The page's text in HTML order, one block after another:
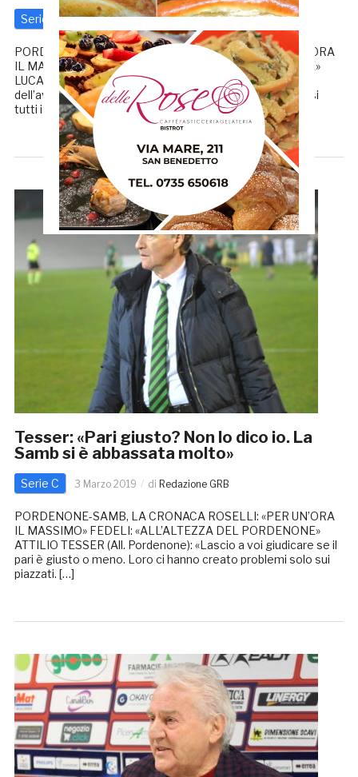
Serie C 4 Marzo 2019 diRedazione GRB
PORDENONE-SAMB, LA CRONACA ROSELLI: «PER UN’ORA
IL MASSIMO» FEDELI: «ALL’ALTEZZA DEL PORDENONE»
LUCA GELONESE (Centr. Samb): «Anche vista la portata
dell’avversario abbiamo fatto una grande partita per quasi
tutti i 90 minuti. Nel finale abbiamo […]
Tesser: «Pari giusto? Non lo dico io. La
Samb si è abbassata molto»
Serie C 3 Marzo 2019 di Redazione GRB
PORDENONE-SAMB, LA CRONACA ROSELLI: «PER UN’ORA
IL MASSIMO» FEDELI: «ALL’ALTEZZA DEL PORDENONE»
ATTILIO TESSER (All. Pordenone): «Lascio a voi giudicare se il
pari è giusto o meno. Loro ci hanno creato problemi solo sui
piazzati. […]